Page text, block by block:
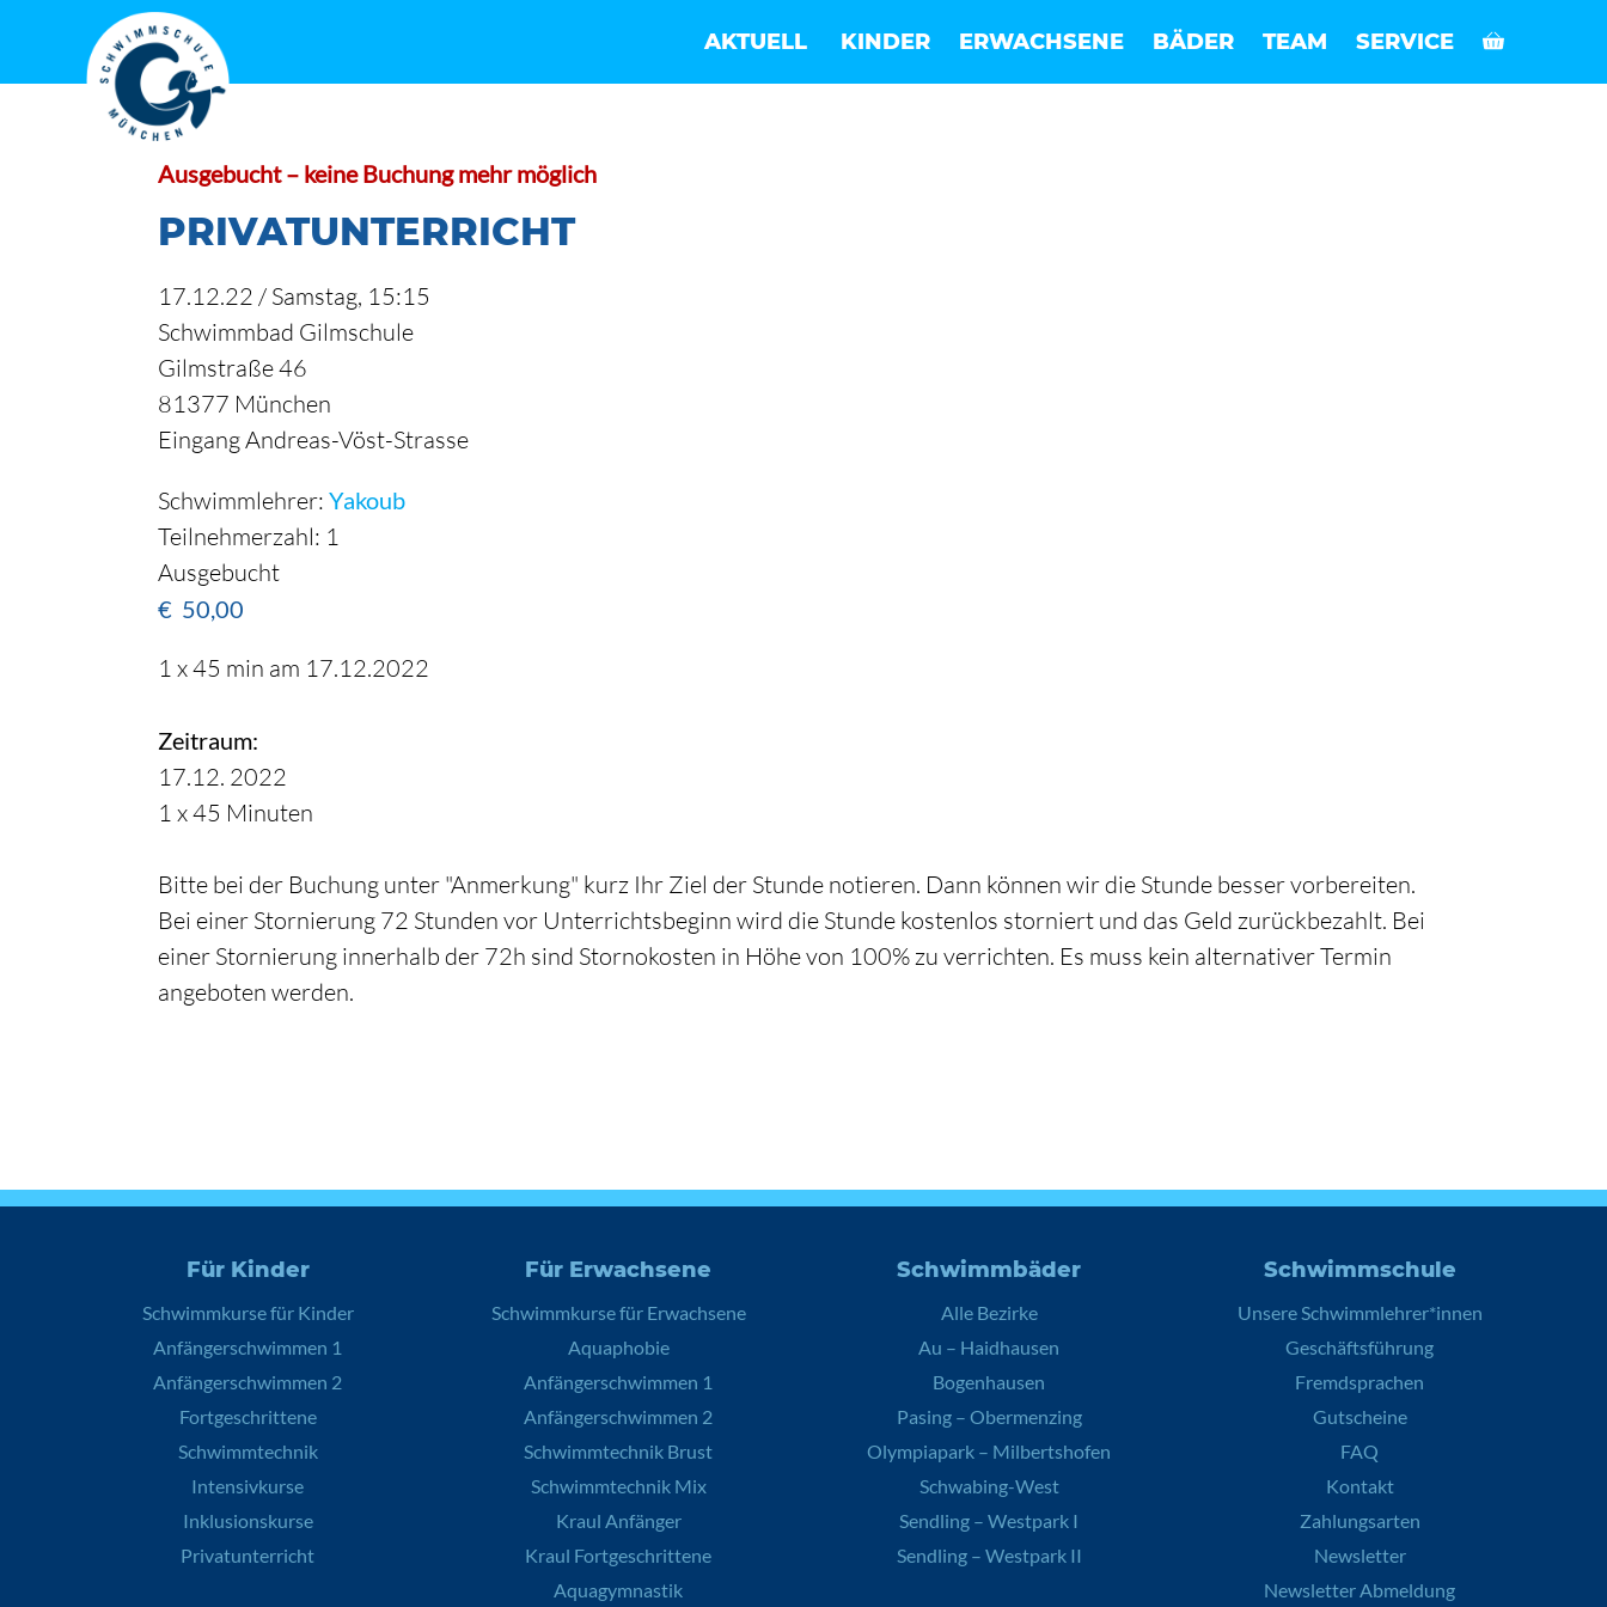
springen
AKTUELL KINDER ERWACHSENE BÄDER TEAM SERVICE
Ausgebucht – keine Buchung mehr möglich
PRIVATUNTERRICHT
17.12.22 / Samstag, 15:15
Schwimmbad Gilmschule
Gilmstraße 46
81377 München
Eingang Andreas-Vöst-Strasse
Schwimmlehrer: Yakoub
Teilnehmerzahl: 1
Ausgebucht
€ 50,00
1 x 45 min am 17.12.2022
Zeitraum:
17.12. 2022
1 x 45 Minuten
Bitte bei der Buchung unter "Anmerkung" kurz Ihr Ziel der Stunde notieren. Dann können wir die Stunde besser vorbereiten.
Bei einer Stornierung 72 Stunden vor Unterrichtsbeginn wird die Stunde kostenlos storniert und das Geld zurückbezahlt. Bei
einer Stornierung innerhalb der 72h sind Stornokosten in Höhe von 100% zu verrichten. Es muss kein alternativer Termin
angeboten werden.
Für Kinder
Schwimmkurse für Kinder
Anfängerschwimmen 1
Anfängerschwimmen 2
Fortgeschrittene
Schwimmtechnik
Intensivkurse
Inklusionskurse
Privatunterricht
Für Erwachsene
Schwimmkurse für Erwachsene
Aquaphobie
Anfängerschwimmen 1
Anfängerschwimmen 2
Schwimmtechnik Brust
Schwimmtechnik Mix
Kraul Anfänger
Kraul Fortgeschrittene
Aquagymnastik
Schwimmbäder
Alle Bezirke
Au – Haidhausen
Bogenhausen
Pasing – Obermenzing
Olympiapark – Milbertshofen
Schwabing-West
Sendling – Westpark I
Sendling – Westpark II
Schwimmschule
Unsere Schwimmlehrer*innen
Geschäftsführung
Fremdsprachen
Gutscheine
FAQ
Kontakt
Zahlungsarten
Newsletter
Newsletter Abmeldung